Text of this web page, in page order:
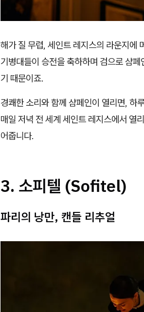
해가 질 무렵, 세인트 레지스의 라운지에
기병대들이 승전을 축하하며 검으로 샴
기 때문이죠.
경쾌한 소리와 함께 샴페인이 열리면, 하
매일 저녁 전 세계 세인트 레지스에서 열
어줍니다.
3. 소피텔 (Sofitel)
파리의 낭만, 캔들 리추얼